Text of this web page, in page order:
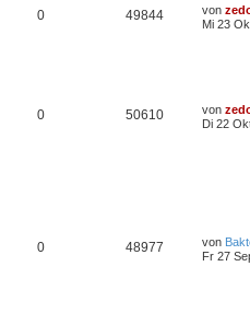
0 49844 von
Mi 23
0 50610 von
Di 22
0 48977 von
Fr 27